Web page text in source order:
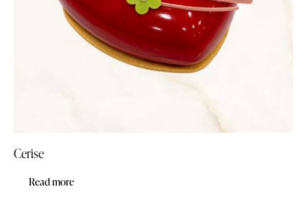
Cerise
Read more